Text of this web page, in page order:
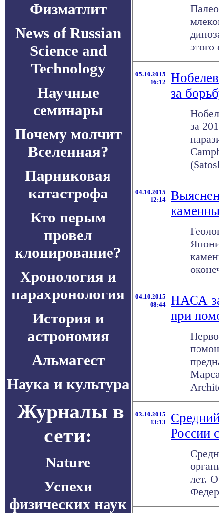
Физматлит
News of Russian
Science and
Technology
Научные
семинары
Почему молчит
Вселенная?
Парниковая
катастрофа
Кто перым
провел
клонирование?
Хронология и
парахронология
История и
астрономия
Альмагест
Наука и культура
Журналы в
сети:
Nature
Успехи
физических наук
05.10.2015
16:12
за
за
04.10.2015
12:14
04.10.2015
08:44
НАСА
при
03.10.2015
13:13
России
лет.